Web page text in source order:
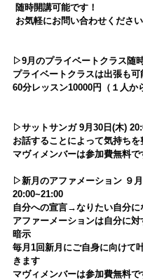
随時開講可能です！
お気軽にお問い合わせください
▷9月のプライベートクラス随
プライベートクラスは出張も可
60分レッスン10000円（１人か
▷サットサンガ 9月30日(木)
お話することによって気持ちを
マヴィメンバーは参加費無料で
▷新月のアファメーション ９
20:00~21:00
自分への宣言→なりたい自分に
アファーメーションは自分に対
暗示
毎月1回新月にご自身に向けて
きます
マヴィメンバーは参加費無料で